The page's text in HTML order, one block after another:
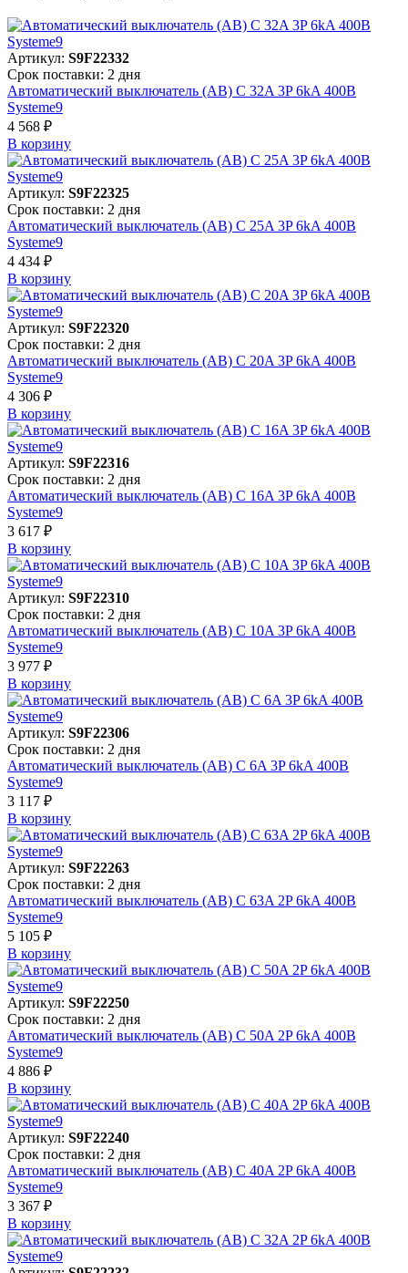
Артикул: S9F22332
Срок поставки: 2 дня
Автоматический выключатель (АВ) C 32A 3P 6kA 400В
Systeme9
4 568 ₽
В корзинy
Артикул: S9F22325
Срок поставки: 2 дня
Автоматический выключатель (АВ) C 25A 3P 6kA 400В
Systeme9
4 434 ₽
В корзинy
Артикул: S9F22320
Срок поставки: 2 дня
Автоматический выключатель (АВ) C 20A 3P 6kA 400В
Systeme9
4 306 ₽
В корзинy
Артикул: S9F22316
Срок поставки: 2 дня
Автоматический выключатель (АВ) C 16A 3P 6kA 400В
Systeme9
3 617 ₽
В корзинy
Артикул: S9F22310
Срок поставки: 2 дня
Автоматический выключатель (АВ) C 10A 3P 6kA 400В
Systeme9
3 977 ₽
В корзинy
Артикул: S9F22306
Срок поставки: 2 дня
Автоматический выключатель (АВ) C 6A 3P 6kA 400В
Systeme9
3 117 ₽
В корзинy
Артикул: S9F22263
Срок поставки: 2 дня
Автоматический выключатель (АВ) C 63A 2P 6kA 400В
Systeme9
5 105 ₽
В корзинy
Артикул: S9F22250
Срок поставки: 2 дня
Автоматический выключатель (АВ) C 50A 2P 6kA 400В
Systeme9
4 886 ₽
В корзинy
Артикул: S9F22240
Срок поставки: 2 дня
Автоматический выключатель (АВ) C 40A 2P 6kA 400В
Systeme9
3 367 ₽
В корзинy